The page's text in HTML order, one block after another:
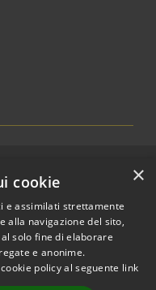
Copyright © 2026 • Comune di
d'Adda • Powered by
Municipium•Accesso
redazione
×
cookie
e assimilati strettamente
alla navigazione del sito,
solo fine di elaborare
e anonime.
policy al seguente link